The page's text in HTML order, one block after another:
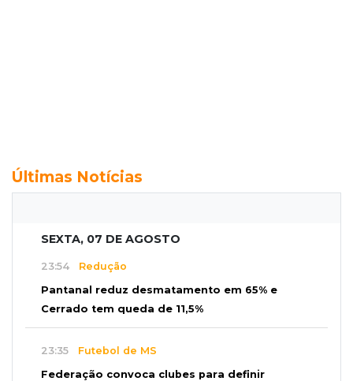
Últimas Notícias
SEXTA, 07 DE AGOSTO
23:54 Redução
Pantanal reduz desmatamento em 65% e
Cerrado tem queda de 11,5%
23:35 Futebol de MS
Federação convoca clubes para definir